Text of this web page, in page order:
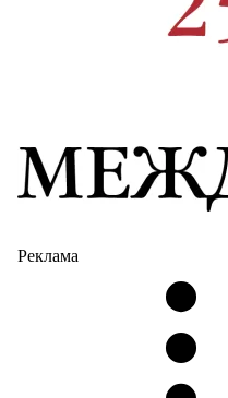
Реклама